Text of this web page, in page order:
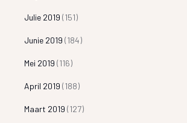
Julie 2019 (151)
Junie 2019 (184)
Mei 2019 (116)
April 2019 (188)
Maart 2019 (127)